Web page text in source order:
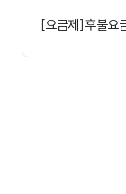
[요금제] 후불요